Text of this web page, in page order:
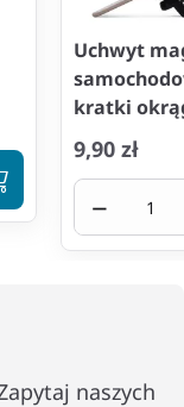
Uchwyt
kratki
9,90 zł
−
naszych